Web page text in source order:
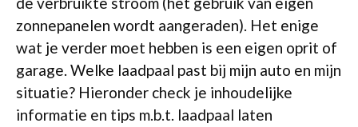
zonnepanelen wordt aangeraden). Het enige
wat je verder moet hebben is een eigen oprit of
garage. Welke laadpaal past bij mijn auto en mijn
situatie? Hieronder check je inhoudelijke
informatie en tips m.b.t. laadpaal laten